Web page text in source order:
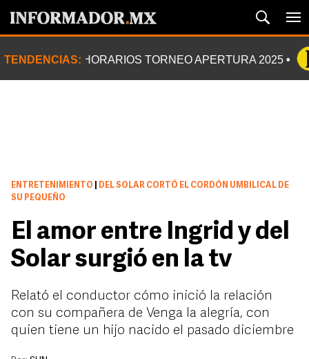
TENDENCIAS: HORARIOS TORNEO APERTURA 2025
ENTRETENIMIENTO
DEL SOLAR CORTÓ EL CORDÓN UMBILICAL DE
SU PEQUEÑO
El amor entre Ingrid y del
Solar surgió en la tv
Relató el conductor cómo inició la relación
con su compañera de Venga la alegría, con
quien tiene un hijo nacido el pasado diciembre